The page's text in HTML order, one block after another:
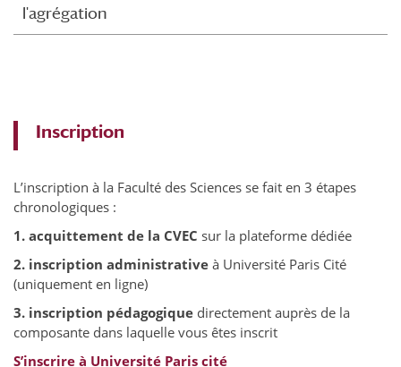
l'agrégation
Inscription
L’inscription à la Faculté des Sciences se fait en 3 étapes
chronologiques :
1. acquittement de la CVEC sur la plateforme dédiée
2. inscription administrative à Université Paris Cité
(uniquement en ligne)
3. inscription pédagogique directement auprès de la
composante dans laquelle vous êtes inscrit
S’inscrire à Université Paris cité